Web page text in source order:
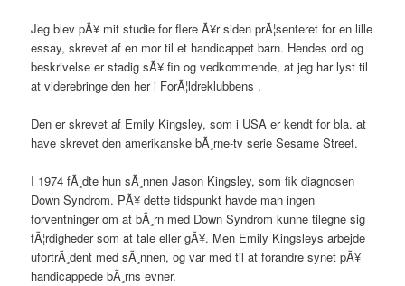
Jeg blev pÃ¥ mit studie for flere Ã¥r siden prÃ¦senteret for en lille
essay, skrevet af en mor til et handicappet barn. Hendes ord og
beskrivelse er stadig sÃ¥ fin og vedkommende, at jeg har lyst til
at viderebringe den her i ForÃ¦ldreklubbens .
Den er skrevet af Emily Kingsley, som i USA er kendt for bla. at
have skrevet den amerikanske bÃ¸rne-tv serie Sesame Street.
I 1974 fÃ¸dte hun sÃ¸nnen Jason Kingsley, som fik diagnosen
Down Syndrom. PÃ¥ dette tidspunkt havde man ingen
forventninger om at bÃ¸rn med Down Syndrom kunne tilegne sig
fÃ¦rdigheder som at tale eller gÃ¥. Men Emily Kingsleys arbejde
ufortrÃ¸dent med sÃ¸nnen, og var med til at forandre synet pÃ¥
handicappede bÃ¸rns evner.